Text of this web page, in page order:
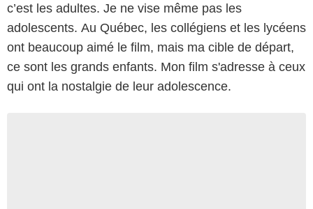
c’est les adultes. Je ne vise même pas les
adolescents. Au Québec, les collégiens et les lycéens
ont beaucoup aimé le film, mais ma cible de départ,
ce sont les grands enfants. Mon film s'adresse à ceux
qui ont la nostalgie de leur adolescence.